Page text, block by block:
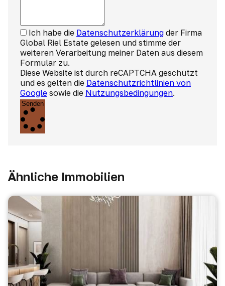
Ich habe die Datenschutzerklärung der Firma
Global Riel Estate gelesen und stimme der
weiteren Verarbeitung meiner Daten aus diesem
Formular zu.
Diese Website ist durch reCAPTCHA geschützt
und es gelten die Datenschutzrichtlinien von
Google sowie die Nutzungsbedingungen.
Senden
Ähnliche Immobilien